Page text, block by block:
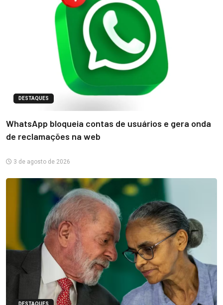
DESTAQUES
WhatsApp bloqueia contas de usuários e gera onda
de reclamações na web
3 de agosto de 2026
DESTAQUES